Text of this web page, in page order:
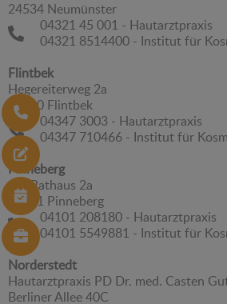
24534 Neumünster
04321 45 001 - Hautarztpraxis
04321 8514400 - Institut für
Flintbek
Hegereiterweg 2a
24220 Flintbek
04347 3003 - Hautarztpraxis
04347 710466 - Institut für
Pinneberg
Am Rathaus 2a
25421 Pinneberg
04101 208180 - Hautarztpraxis
04101 5549881 - Institut für
Norderstedt
Hautarztpraxis PD Dr. med. Casten
Berliner Allee 40C